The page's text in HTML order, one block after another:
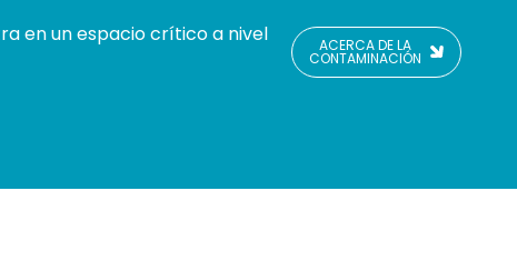
en un espacio crítico a nivel
ACERCA DE LA
CONTAMINACIÓN